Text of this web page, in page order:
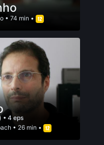
• 74 min •
• 4 eps
• 26 min •